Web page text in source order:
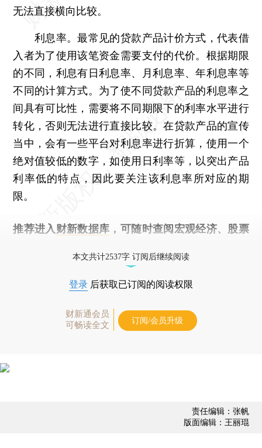
无法直接横向比较。
利息率。最常见的贷款产品计价方式，代表借
入者为了使用该笔资金需要支付的代价。根据期限
的不同，利息有日利息率、月利息率、年利息率等
不同的计算方式。为了使不同贷款产品的利息率之
间具有可比性，需要将不同期限下的利率水平进行
转化，否则无法进行直接比较。在贷款产品的宣传
当中，会有一些平台对利息率进行折算，使用一个
绝对值较低的数字，如使用日利率等，以突出产品
利率低的特点，因此要关注该利息率所对应的期
限。
推荐进入 财新数据库 ，可随时查阅宏观经济、股票
本文共计2537字 订阅后继续阅读
登录 后获取已订阅的阅读权限
财新通会员
可畅读全文
订阅/会员升级
责任编辑：张帆
版面编辑：王丽琨